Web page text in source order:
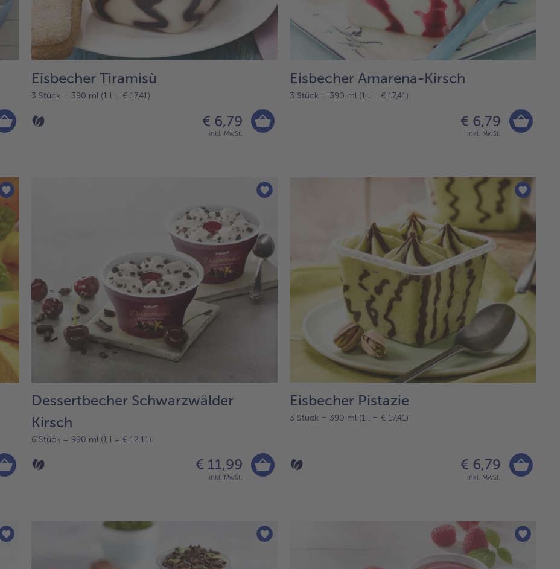
Eisbecher Tiramisù
3 Stück = 390 ml (1 l = € 17,41)
€ 6,79
inkl. MwSt.
Eisbecher Amarena-Kirsch
3 Stück = 390 ml (1 l = € 17,41)
€ 6,79
inkl. MwSt.
Dessertbecher Schwarzwälder
Kirsch
6 Stück = 990 ml (1 l = € 12,11)
€ 11,99
inkl. MwSt.
Eisbecher Pistazie
3 Stück = 390 ml (1 l = € 17,41)
€ 6,79
inkl. MwSt.